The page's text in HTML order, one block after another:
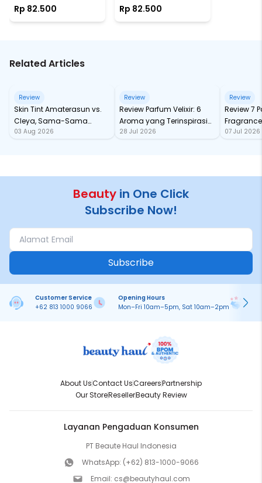
Rp 82.500 Rp 82.500
Related Articles
Review
Skin Tint Amaterasun vs.
Cleya, Sama-Sama
dengan SPF, Mana yang
03 Aug 2026
Review
Review Parfum Velixir: 6
Aroma yang Terinspirasi
dari Karakter Mitologi
28 Jul 2026
Review
Review 7
tahan
07 Jul 2026
Beauty in One Click
Subscribe Now!
Subscribe
Customer Service
+62 813 1000 9066
Opening Hours
Mon–Fri 10am–5pm, Sat 10am–2pm
About UsContact UsCareersPartnership
Our StoreResellerBeauty Review
Layanan Pengaduan Konsumen
PT Beaute Haul Indonesia
WhatsApp: (+62) 813-1000-9066
Email: cs@beautyhaul.com